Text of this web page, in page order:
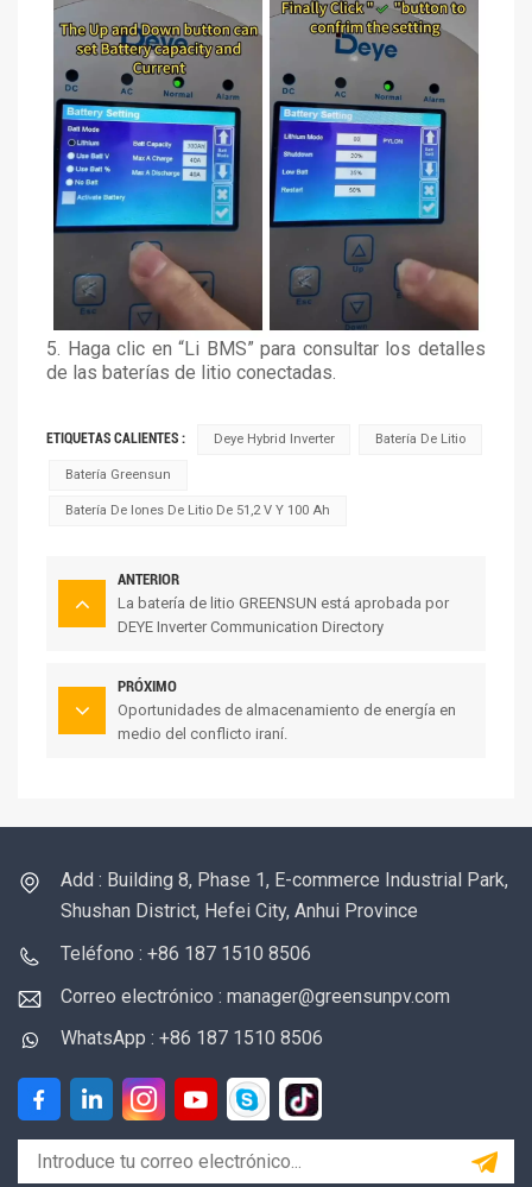
5. Haga clic en “Li BMS” para consultar los detalles
de las baterías de litio conectadas.
ETIQUETAS CALIENTES : Deye Hybrid Inverter Batería De Litio
Batería Greensun
Batería De Iones De Litio De 51,2 V Y 100 Ah
ANTERIOR
La batería de litio GREENSUN está aprobada por
DEYE Inverter Communication Directory
PRÓXIMO
Oportunidades de almacenamiento de energía en
medio del conflicto iraní.
Add : Building 8, Phase 1, E-commerce Industrial Park,
Shushan District, Hefei City, Anhui Province
Teléfono : +86 187 1510 8506
Correo electrónico : manager@greensunpv.com
WhatsApp : +86 187 1510 8506